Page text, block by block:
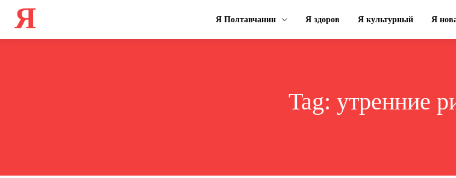
Я Я Полтавчанин Я здоров Я культурный Я
Tag: утренние